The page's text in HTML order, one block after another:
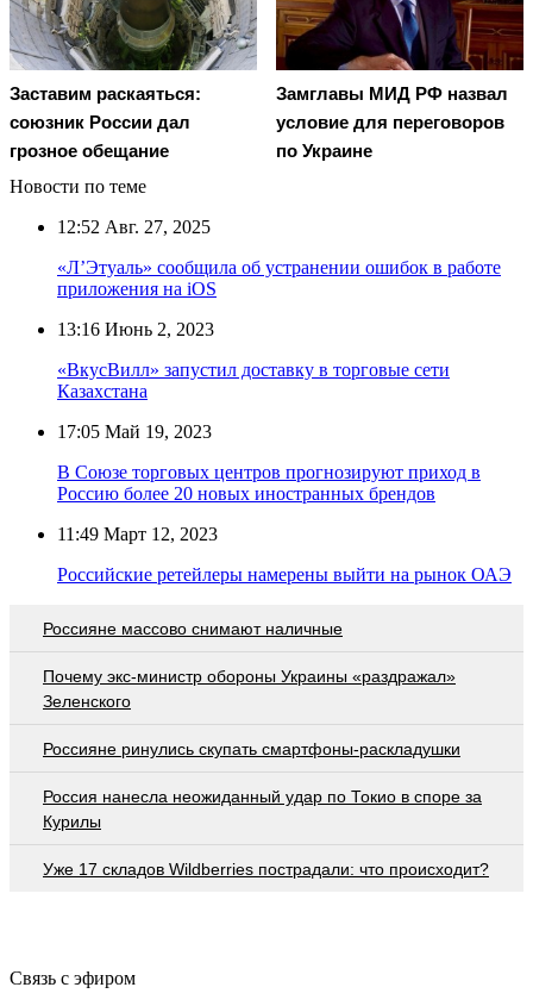
Заставим раскаяться:
союзник России дал
грозное обещание
Замглавы МИД РФ назвал
условие для переговоров
по Украине
Новости по теме
12:52 Авг. 27, 2025
«Л’Этуаль» сообщила об устранении ошибок в работе
приложения на iOS
13:16 Июнь 2, 2023
«ВкусВилл» запустил доставку в торговые сети
Казахстана
17:05 Май 19, 2023
В Союзе торговых центров прогнозируют приход в
Россию более 20 новых иностранных брендов
11:49 Март 12, 2023
Российские ретейлеры намерены выйти на рынок ОАЭ
Россияне массово снимают наличные
Почему экс-министр обороны Украины «раздражал»
Зеленского
Россияне ринулись скупать смартфоны-раскладушки
Россия нанесла неожиданный удар по Токио в споре за
Курилы
Уже 17 складов Wildberries пострадали: что происходит?
Связь с эфиром